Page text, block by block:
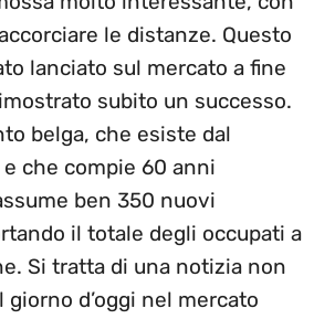
le distanze. Questo
lanciato sul mercato a fine
subito un successo.
belga, che esiste dal
che compie 60 anni
ben 350 nuovi
il totale degli occupati a
Si tratta di una notizia non
giorno d’oggi nel mercato